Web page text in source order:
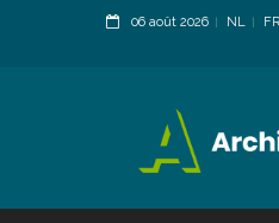
06 août 2026 NL FR